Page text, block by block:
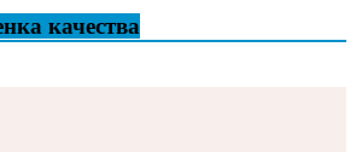
качества